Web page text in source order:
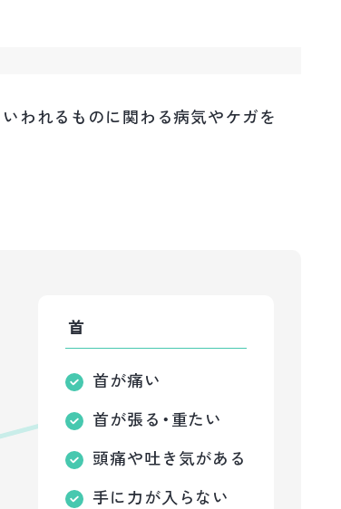
いわれるものに関わる病気やケガを
首
首が痛い
首が張る・重たい
頭痛や吐き気がある
手に力が入らない